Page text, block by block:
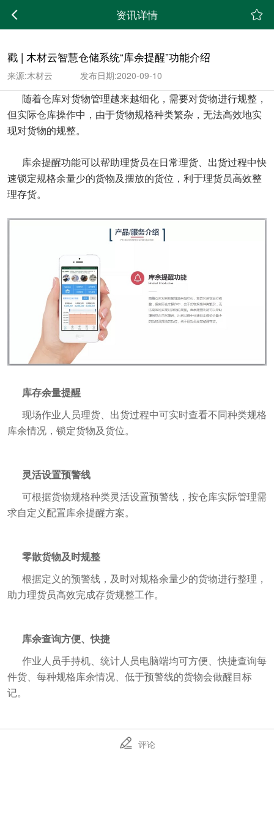
资讯详情
戳 | 木材云智慧仓储系统“库余提醒”功能介绍
来源:木材云 发布日期:2020-09-10
随着仓库对货物管理越来越细化，需要对货物进行规整，
但实际仓库操作中，由于货物规格种类繁杂，无法高效地实
现对货物的规整。
库余提醒功能可以帮助理货员在日常理货、出货过程中快
速锁定规格余量少的货物及摆放的货位，利于理货员高效整
理存货。
库存余量提醒
现场作业人员理货、出货过程中可实时查看不同种类规格
库余情况，锁定货物及货位。
灵活设置预警线
可根据货物规格种类灵活设置预警线，按仓库实际管理需
求自定义配置库余提醒方案。
零散货物及时规整
根据定义的预警线，及时对规格余量少的货物进行整理，
助力理货员高效完成存货规整工作。
库余查询方便、快捷
作业人员手持机、统计人员电脑端均可方便、快捷查询每
件货、每种规格库余情况、低于预警线的货物会做醒目标
记。
评论